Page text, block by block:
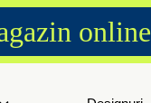
online